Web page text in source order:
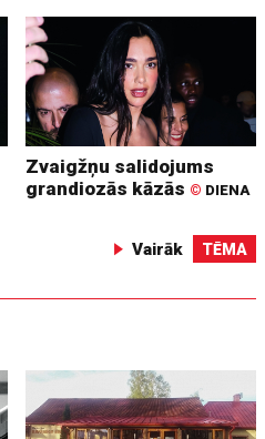
Zvaigžņu salidojums
grandiozās kāzās © DIENA
Vairāk TĒMA